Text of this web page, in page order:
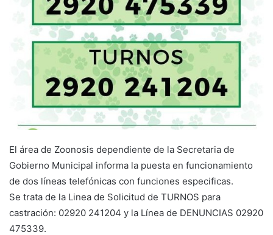
El área de Zoonosis dependiente de la Secretaria de
Gobierno Municipal informa la puesta en funcionamiento
de dos líneas telefónicas con funciones especificas.
Se trata de la Linea de Solicitud de TURNOS para
castración: 02920 241204 y la Línea de DENUNCIAS 02920
475339.